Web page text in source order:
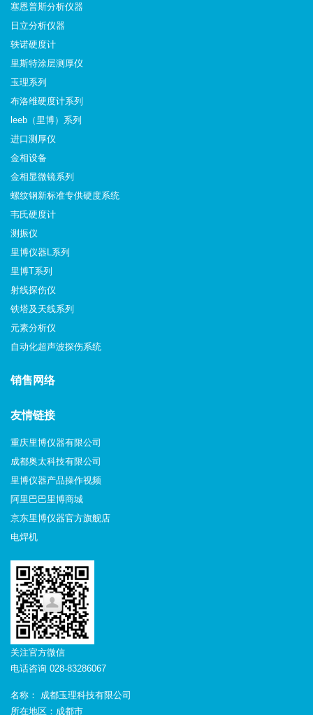
塞恩普斯分析仪器
日立分析仪器
轶诺硬度计
里斯特涂层测厚仪
玉理系列
布洛维硬度计系列
leeb（里博）系列
进口测厚仪
金相设备
金相显微镜系列
螺纹钢新标准专供硬度系统
韦氏硬度计
测振仪
里博仪器L系列
里博T系列
射线探伤仪
铁塔及天线系列
元素分析仪
自动化超声波探伤系统
销售网络
友情链接
重庆里博仪器有限公司
成都奥太科技有限公司
里博仪器产品操作视频
阿里巴巴里博商城
京东里博仪器官方旗舰店
电焊机
关注官方微信
电话咨询 028-83286067
名称： 成都玉理科技有限公司
所在地区：成都市